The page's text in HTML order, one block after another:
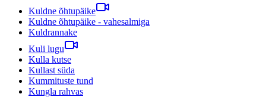
Kuldne õhtupäike
Kuldne õhtupäike - vahesalmiga
Kuldrannake
Kuli lugu
Kulla kutse
Kullast süda
Kummituste tund
Kungla rahvas